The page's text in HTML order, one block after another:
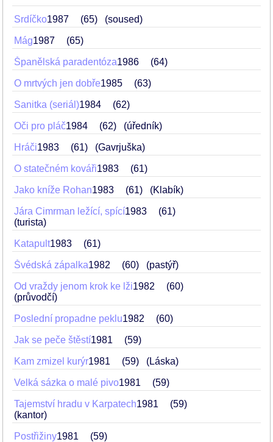
Srdíčko1987 65 (soused)
Mág1987 65
Španělská paradentóza1986 64
O mrtvých jen dobře1985 63
Sanitka (seriál)1984 62
Oči pro pláč1984 62 (úředník)
Hráči1983 61 (Gavrjuška)
O statečném kováři1983 61
Jako kníže Rohan1983 61 (Klabík)
Jára Cimrman ležící, spící1983
61
(turista)
Katapult1983 61
Švédská zápalka1982 60 (pastýř)
Od vraždy jenom krok ke lži1982
60
(průvodčí)
Poslední propadne peklu1982 60
Jak se peče štěstí1981 59
Kam zmizel kurýr1981 59 (Láska)
Velká sázka o malé pivo1981 59
Tajemství hradu v Karpatech1981
59
(kantor)
Postřižiny1981 59